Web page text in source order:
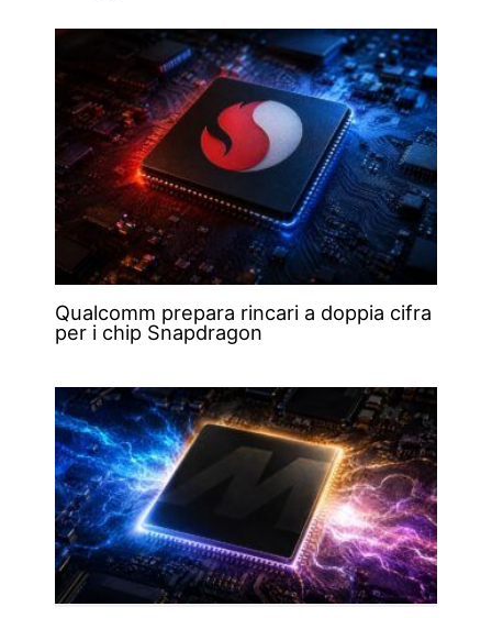
Qualcomm prepara rincari a doppia cifra
per i chip Snapdragon